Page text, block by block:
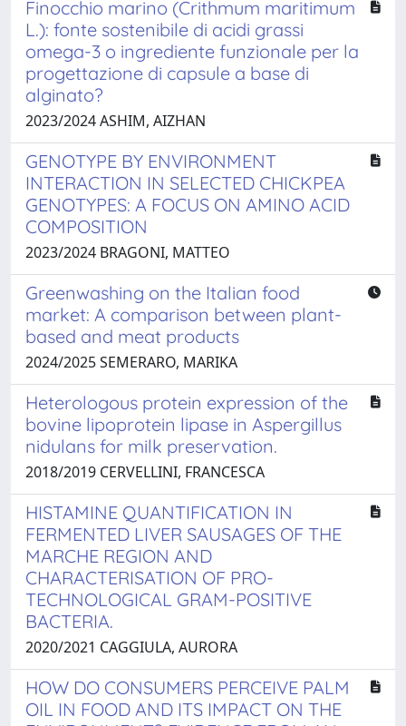
Finocchio marino (Crithmum maritimum
L.): fonte sostenibile di acidi grassi
omega-3 o ingrediente funzionale per la
progettazione di capsule a base di
alginato?
2023/2024 ASHIM, AIZHAN
GENOTYPE BY ENVIRONMENT
INTERACTION IN SELECTED CHICKPEA
GENOTYPES: A FOCUS ON AMINO ACID
COMPOSITION
2023/2024 BRAGONI, MATTEO
Greenwashing on the Italian food
market: A comparison between plant-
based and meat products
2024/2025 SEMERARO, MARIKA
Heterologous protein expression of the
bovine lipoprotein lipase in Aspergillus
nidulans for milk preservation.
2018/2019 CERVELLINI, FRANCESCA
HISTAMINE QUANTIFICATION IN
FERMENTED LIVER SAUSAGES OF THE
MARCHE REGION AND
CHARACTERISATION OF PRO-
TECHNOLOGICAL GRAM-POSITIVE
BACTERIA.
2020/2021 CAGGIULA, AURORA
HOW DO CONSUMERS PERCEIVE PALM
OIL IN FOOD AND ITS IMPACT ON THE